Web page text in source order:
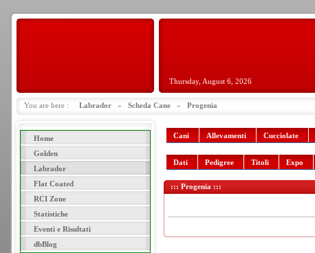
Thursday, August 6, 2026
You are here : Labrador » Scheda Cane » Progenia
Home
Golden
Labrador
Flat Coated
RCI Zone
Statistiche
Eventi e Risultati
dbBlog
Cani Allevamenti Cucciolate
Dati Pedigree Titoli Expo
::: Progenia :::